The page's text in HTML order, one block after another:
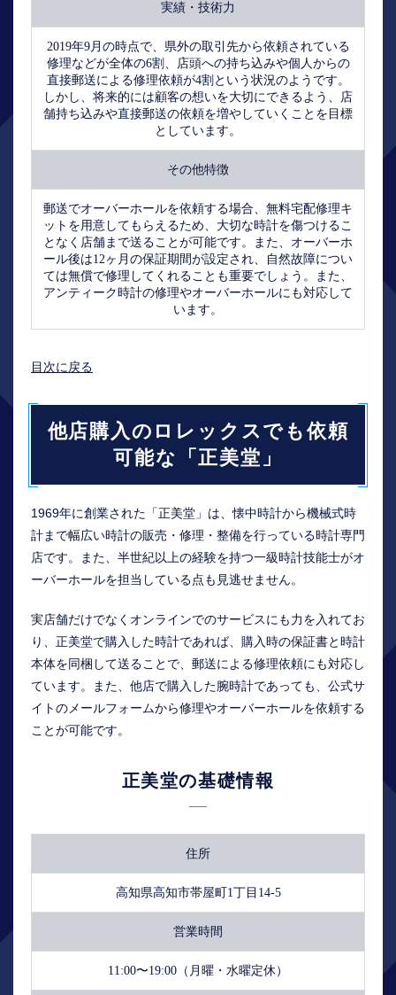
実績・技術力
2019年9月の時点で、県外の取引先から依頼されている
修理などが全体の6割、店頭への持ち込みや個人からの
直接郵送による修理依頼が4割という状況のようです。
しかし、将来的には顧客の想いを大切にできるよう、店
舗持ち込みや直接郵送の依頼を増やしていくことを目標
としています。
その他特徴
郵送でオーバーホールを依頼する場合、無料宅配修理キ
ットを用意してもらえるため、大切な時計を傷つけるこ
となく店舗まで送ることが可能です。また、オーバーホ
ール後は12ヶ月の保証期間が設定され、自然故障につい
ては無償で修理してくれることも重要でしょう。また、
アンティーク時計の修理やオーバーホールにも対応して
います。
目次に戻る
他店購入のロレックスでも依頼
可能な「正美堂」
1969年に創業された「正美堂」は、懐中時計から機械式時
計まで幅広い時計の販売・修理・整備を行っている時計専門
店です。また、半世紀以上の経験を持つ一級時計技能士がオ
ーバーホールを担当している点も見逃せません。
実店舗だけでなくオンラインでのサービスにも力を入れてお
り、正美堂で購入した時計であれば、購入時の保証書と時計
本体を同梱して送ることで、郵送による修理依頼にも対応し
ています。また、他店で購入した腕時計であっても、公式サ
イトのメールフォームから修理やオーバーホールを依頼する
ことが可能です。
正美堂の基礎情報
住所
高知県高知市帯屋町1丁目14-5
営業時間
11:00〜19:00（月曜・水曜定休）